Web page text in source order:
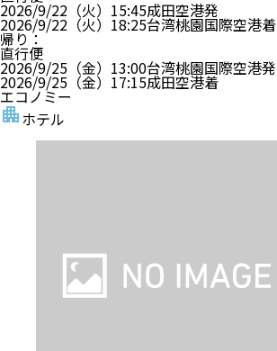
2026/9/22（火） 15:45成田空港発
2026/9/22（火） 18:25台湾桃園国際空港着
帰り ：
直行便
2026/9/25（金） 13:00台湾桃園国際空港発
2026/9/25（金） 17:15成田空港着
エコノミー
ホテル